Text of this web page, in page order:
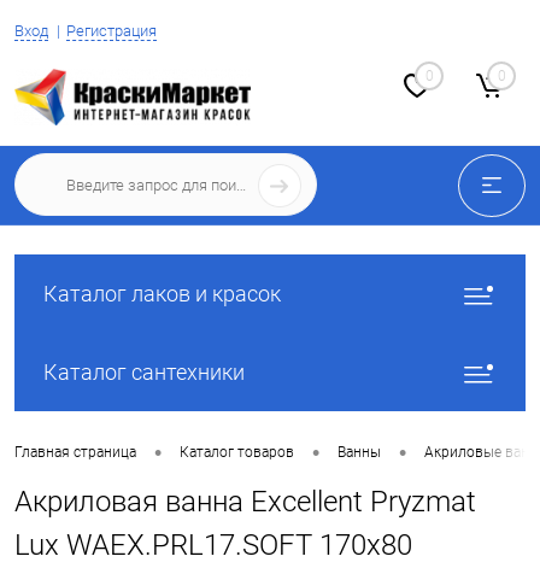
Вход Регистрация
0 0
Каталог лаков и красок
Каталог сантехники
Главная страница • Каталог товаров • Ванны • Акриловые
Акриловая ванна Excellent Pryzmat
Lux WAEX.PRL17.SOFT 170x80